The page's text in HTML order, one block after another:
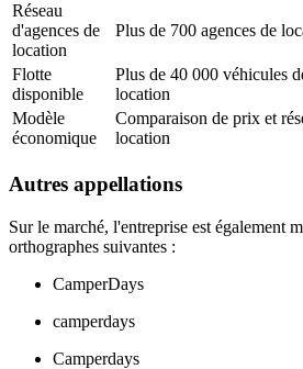
Réseau
d'agences de
location
Plus de 700 agences de
Flotte
disponible
Plus de 40 000 véhicules
location
Modèle
économique
Comparaison de prix et
location
Autres appellations
Sur le marché, l'entreprise est également
orthographes suivantes :
CamperDays
camperdays
Camperdays